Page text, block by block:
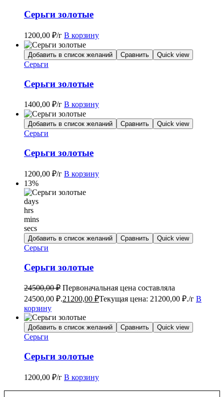
Серьги золотые
1200,00 ₽/г В корзину
Добавить в список желаний Сравнить Quick view
Серьги
Серьги золотые
1400,00 ₽/г В корзину
Добавить в список желаний Сравнить Quick view
Серьги
Серьги золотые
1200,00 ₽/г В корзину
13%
days
hrs
mins
secs
Добавить в список желаний Сравнить Quick view
Серьги
Серьги золотые
24500,00₽ Первоначальная цена составляла
24500,00 ₽.21200,00 ₽Текущая цена: 21200,00 ₽./г В
корзину
Добавить в список желаний Сравнить Quick view
Серьги
Серьги золотые
1200,00 ₽/г В корзину